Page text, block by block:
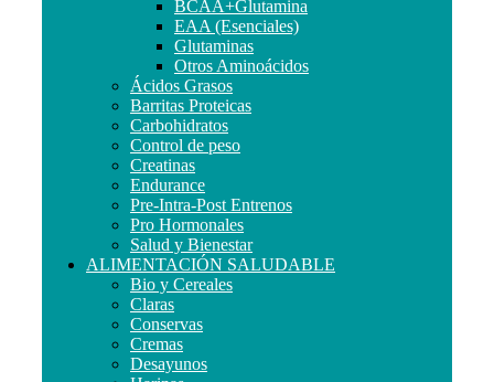
BCAA+Glutamina
EAA (Esenciales)
Glutaminas
Otros Aminoácidos
Ácidos Grasos
Barritas Proteicas
Carbohidratos
Control de peso
Creatinas
Endurance
Pre-Intra-Post Entrenos
Pro Hormonales
Salud y Bienestar
ALIMENTACIÓN SALUDABLE
Bio y Cereales
Claras
Conservas
Cremas
Desayunos